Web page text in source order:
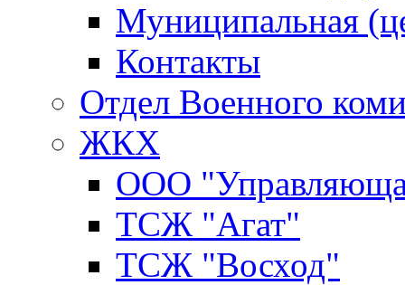
Муниципальная
Контакты
Отдел Военного
ЖКХ
ООО
ТСЖ "Агат"
ТСЖ "Восход"